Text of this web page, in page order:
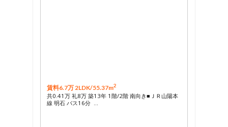
賃料6.7万 2LDK/55.37m2
共0.41万 礼8万 築13年 1階/2階 南向き■ＪＲ山陽本
線 明石 バス16分 …